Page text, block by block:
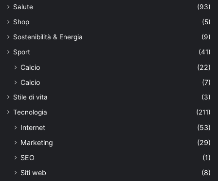
Salute
(93)
Shop
(5)
Sostenibilità & Energia
(9)
Sport
(41)
Calcio
(22)
Calcio
(7)
Stile di vita
(3)
Tecnologia
(211)
Internet
(53)
Marketing
(29)
SEO
(1)
Siti web
(8)